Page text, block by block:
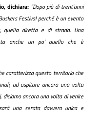
dichiara: “Dopo più di trent’anni
Festival perché è un evento
quella diretta e di strada. Una
anche un po’ quello che è
caratterizza questo territorio che
ad ospitare ancora una volta
ancora una volta di venire
una serata davvero unica e